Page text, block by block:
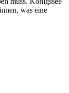
was eine